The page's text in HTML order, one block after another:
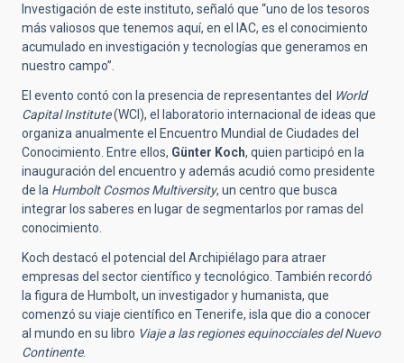
Investigación de este instituto, señaló que “uno de los tesoros
más valiosos que tenemos aquí, en el IAC, es el conocimiento
acumulado en investigación y tecnologías que generamos en
nuestro campo”.
El evento contó con la presencia de representantes del World
Capital Institute(WCI), el laboratorio internacional de ideas que
organiza anualmente el Encuentro Mundial de Ciudades del
Conocimiento. Entre ellos, Günter Koch, quien participó en la
inauguración del encuentro y además acudió como presidente
de la Humbolt Cosmos Multiversity, un centro que busca
integrar los saberes en lugar de segmentarlos por ramas del
conocimiento.
Koch destacó el potencial del Archipiélago para atraer
empresas del sector científico y tecnológico. También recordó
la figura de Humbolt, un investigador y humanista, que
comenzó su viaje científico en Tenerife, isla que dio a conocer
al mundo en su libro Viaje a las regiones equinocciales del Nuevo
Continente.